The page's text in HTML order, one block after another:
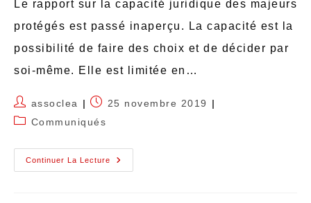
Le rapport sur la capacité juridique des majeurs
protégés est passé inaperçu. La capacité est la
possibilité de faire des choix et de décider par
soi-même. Elle est limitée en…
assoclea
25 novembre 2019
Communiqués
Continuer La Lecture